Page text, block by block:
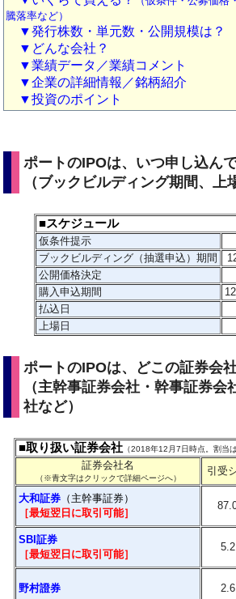
騰落率など）
▼発行株数・単元数・公開規模は？
▼どんな会社？
▼業績データ／業績コメント
▼企業の詳細情報／銘柄紹介
▼投資のポイント
ポートのIPOは、いつ申し込ん
（ブックビルディング期間、上
■スケジュール
仮条件提示
ブックビルディング（抽選申込）期間
公開価格決定
購入申込期間
払込日
上場日
ポートのIPOは、どこの証券会
（主幹事証券会社・幹事証券
社など）
■取り扱い証券会社 （2018年12月7日時点。割当
証券会社名
（※青文字はクリックで詳細ページへ）
引受
大和証券 （主幹事証券）
［最短翌日に取引可能］
SBI証券
［最短翌日に取引可能］
5.2
野村證券 2.6